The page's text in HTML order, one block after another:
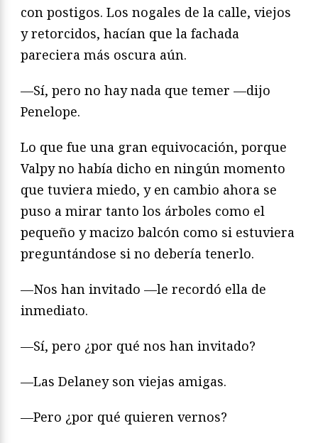
con postigos. Los nogales de la calle, viejos
y retorcidos, hacían que la fachada
pareciera más oscura aún.
—Sí, pero no hay nada que temer —dijo
Penelope.
Lo que fue una gran equivocación, porque
Valpy no había dicho en ningún momento
que tuviera miedo, y en cambio ahora se
puso a mirar tanto los árboles como el
pequeño y macizo balcón como si estuviera
preguntándose si no debería tenerlo.
—Nos han invitado —le recordó ella de
inmediato.
—Sí, pero ¿por qué nos han invitado?
—Las Delaney son viejas amigas.
—Pero ¿por qué quieren vernos?